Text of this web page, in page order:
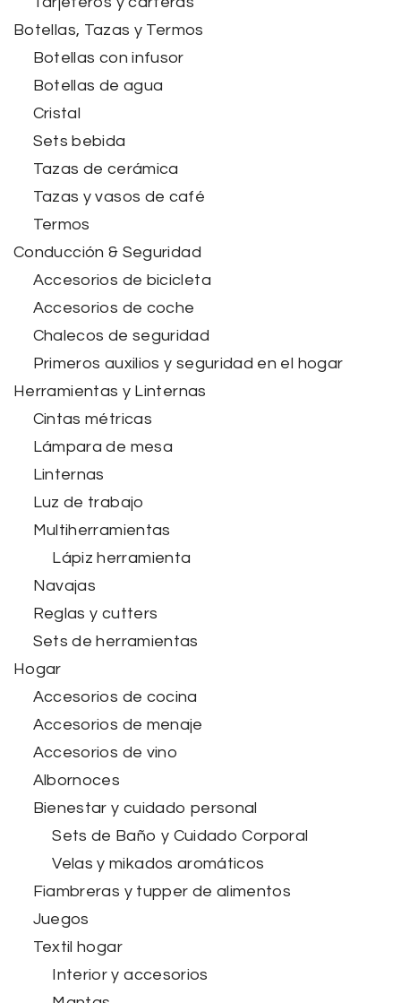
Botellas, Tazas y Termos
Botellas con infusor
Botellas de agua
Cristal
Sets bebida
Tazas de cerámica
Tazas y vasos de café
Termos
Conducción & Seguridad
Accesorios de bicicleta
Accesorios de coche
Chalecos de seguridad
Primeros auxilios y seguridad en el hogar
Herramientas y Linternas
Cintas métricas
Lámpara de mesa
Linternas
Luz de trabajo
Multiherramientas
Lápiz herramienta
Navajas
Reglas y cutters
Sets de herramientas
Hogar
Accesorios de cocina
Accesorios de menaje
Accesorios de vino
Albornoces
Bienestar y cuidado personal
Sets de Baño y Cuidado Corporal
Velas y mikados aromáticos
Fiambreras y tupper de alimentos
Juegos
Textil hogar
Interior y accesorios